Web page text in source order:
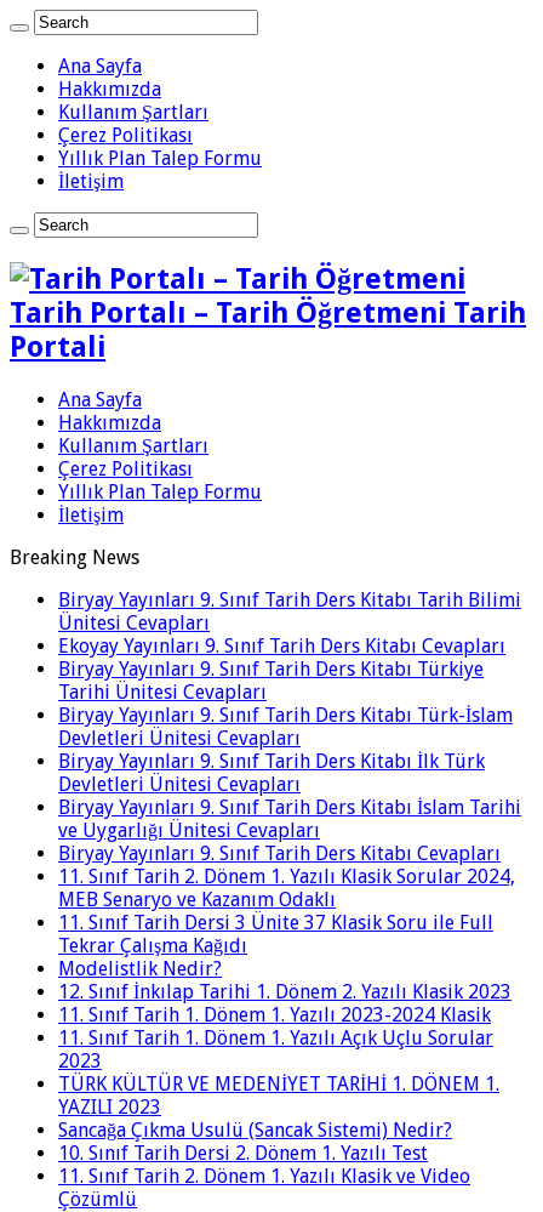
Ana Sayfa
Hakkımızda
Kullanım Şartları
Çerez Politikası
Yıllık Plan Talep Formu
İletişim
Tarih Portalı – Tarih Öğretmeni Tarih
Portali
Ana Sayfa
Hakkımızda
Kullanım Şartları
Çerez Politikası
Yıllık Plan Talep Formu
İletişim
Breaking News
Biryay Yayınları 9. Sınıf Tarih Ders Kitabı Tarih Bilimi
Ünitesi Cevapları
Ekoyay Yayınları 9. Sınıf Tarih Ders Kitabı Cevapları
Biryay Yayınları 9. Sınıf Tarih Ders Kitabı Türkiye
Tarihi Ünitesi Cevapları
Biryay Yayınları 9. Sınıf Tarih Ders Kitabı Türk-İslam
Devletleri Ünitesi Cevapları
Biryay Yayınları 9. Sınıf Tarih Ders Kitabı İlk Türk
Devletleri Ünitesi Cevapları
Biryay Yayınları 9. Sınıf Tarih Ders Kitabı İslam Tarihi
ve Uygarlığı Ünitesi Cevapları
Biryay Yayınları 9. Sınıf Tarih Ders Kitabı Cevapları
11. Sınıf Tarih 2. Dönem 1. Yazılı Klasik Sorular 2024,
MEB Senaryo ve Kazanım Odaklı
11. Sınıf Tarih Dersi 3 Ünite 37 Klasik Soru ile Full
Tekrar Çalışma Kağıdı
Modelistlik Nedir?
12. Sınıf İnkılap Tarihi 1. Dönem 2. Yazılı Klasik 2023
11. Sınıf Tarih 1. Dönem 1. Yazılı 2023-2024 Klasik
11. Sınıf Tarih 1. Dönem 1. Yazılı Açık Uçlu Sorular
2023
TÜRK KÜLTÜR VE MEDENİYET TARİHİ 1. DÖNEM 1.
YAZILI 2023
Sancağa Çıkma Usulü (Sancak Sistemi) Nedir?
10. Sınıf Tarih Dersi 2. Dönem 1. Yazılı Test
11. Sınıf Tarih 2. Dönem 1. Yazılı Klasik ve Video
Çözümlü